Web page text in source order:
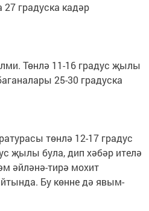
градуска кадәр
Төнлә 11-16 градус җылы
25-30 градуска
төнлә 12-17 градус
җылы була, дип хәбәр ителә
әйләнә-тирә мохит
Бу көнне дә явым-